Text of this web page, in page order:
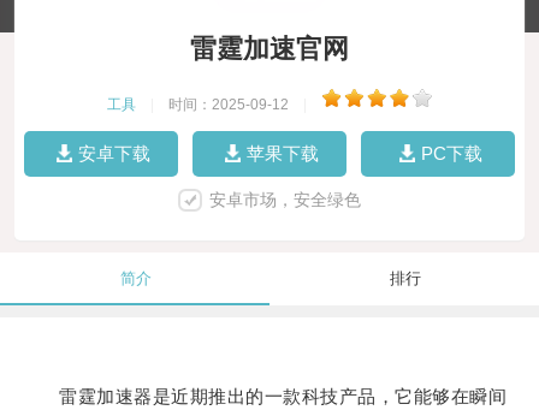
雷霆加速官网
工具 时间：2025-09-12
安卓下载 苹果下载 PC下载
安卓市场，安全绿色
简介 排行
雷霆加速器是近期推出的一款科技产品，它能够在瞬间